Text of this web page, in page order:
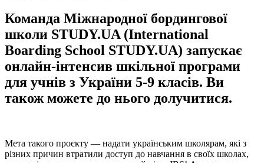
Команда Міжнародної бордингової
школи STUDY.UA (International
Boarding School STUDY.UA) запускає
онлайн-інтенсив шкільної програми
для учнів з України 5-9 класів. Ви
також можете до нього долучитися.
Мета такого проєкту — надати українським школярам, які з
різних причин втратили доступ до навчання в своїх школах,